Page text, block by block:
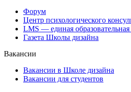
Форум
Центр психологического
LMS — единая образовательная
Газета Школы дизайна
Вакансии
Вакансии в Школе дизайна
Вакансии для студентов